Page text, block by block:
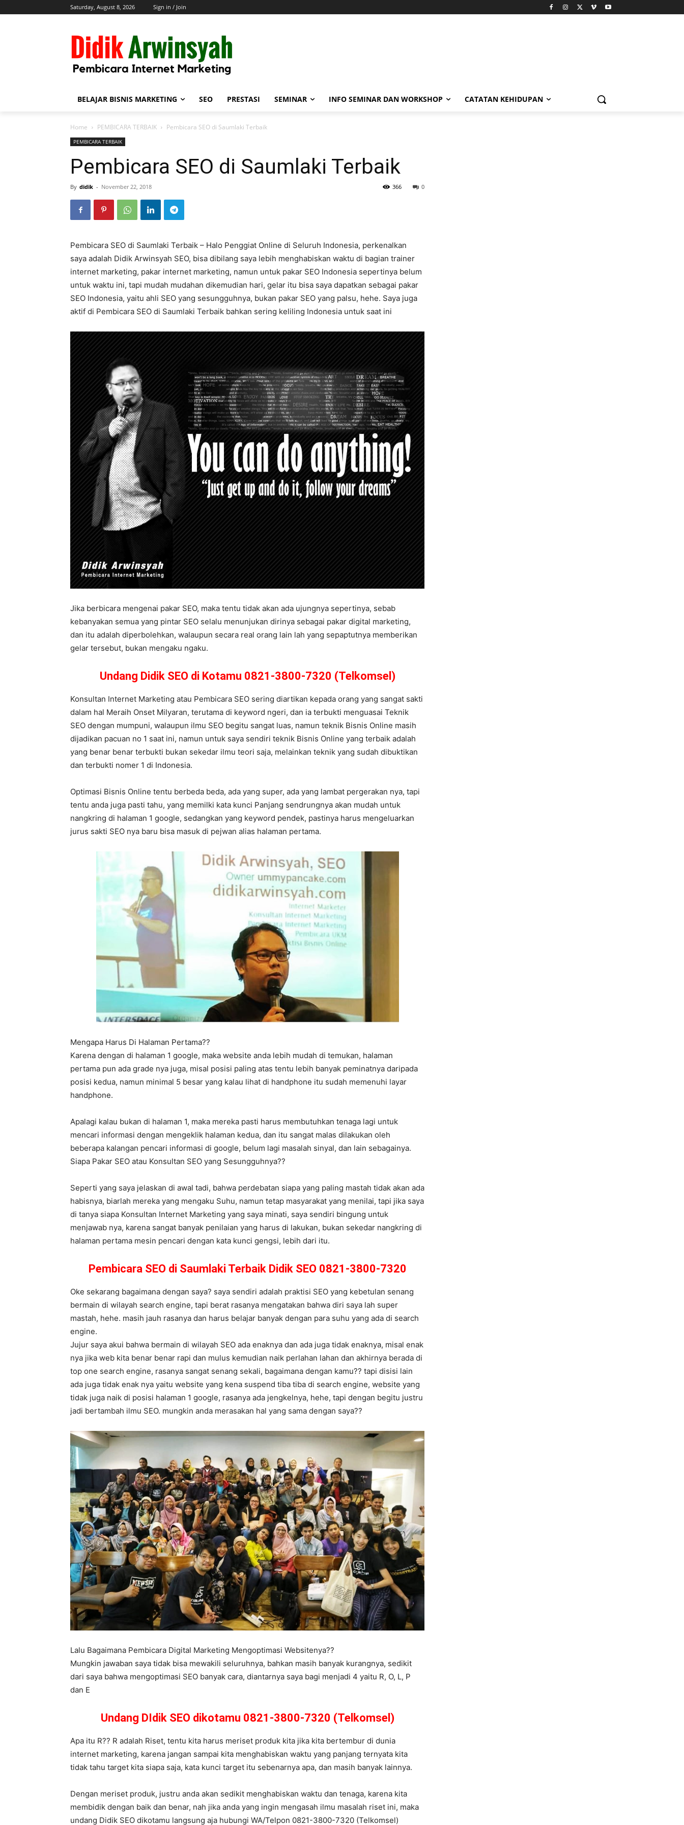
Saturday, August 8, 2026 Sign in / Join
BELAJAR BISNIS MARKETING SEO PRESTASI SEMINAR INFO SEMINAR DAN WORKSHOP CATATAN KEHIDUPAN
Home PEMBICARA TERBAIK Pembicara SEO di Saumlaki Terbaik
PEMBICARA TERBAIK
Pembicara SEO di Saumlaki Terbaik
By didik - November 22, 2018 0
366
Pembicara SEO di Saumlaki Terbaik – Halo Penggiat Online di Seluruh Indonesia, perkenalkan
saya adalah Didik Arwinsyah SEO, bisa dibilang saya lebih menghabiskan waktu di bagian trainer
internet marketing, pakar internet marketing, namun untuk pakar SEO Indonesia sepertinya belum
untuk waktu ini, tapi mudah mudahan dikemudian hari, gelar itu bisa saya dapatkan sebagai pakar
SEO Indonesia, yaitu ahli SEO yang sesungguhnya, bukan pakar SEO yang palsu, hehe. Saya juga
aktif di Pembicara SEO di Saumlaki Terbaik bahkan sering keliling Indonesia untuk saat ini
Jika berbicara mengenai pakar SEO, maka tentu tidak akan ada ujungnya sepertinya, sebab
kebanyakan semua yang pintar SEO selalu menunjukan dirinya sebagai pakar digital marketing,
dan itu adalah diperbolehkan, walaupun secara real orang lain lah yang sepaptutnya memberikan
gelar tersebut, bukan mengaku ngaku.
Undang Didik SEO di Kotamu 0821-3800-7320 (Telkomsel)
Konsultan Internet Marketing atau Pembicara SEO sering diartikan kepada orang yang sangat sakti
dalam hal Meraih Onset Milyaran, terutama di keyword ngeri, dan ia terbukti menguasai Teknik
SEO dengan mumpuni, walaupun ilmu SEO begitu sangat luas, namun teknik Bisnis Online masih
dijadikan pacuan no 1 saat ini, namun untuk saya sendiri teknik Bisnis Online yang terbaik adalah
yang benar benar terbukti bukan sekedar ilmu teori saja, melainkan teknik yang sudah dibuktikan
dan terbukti nomer 1 di Indonesia.
Optimasi Bisnis Online tentu berbeda beda, ada yang super, ada yang lambat pergerakan nya, tapi
tentu anda juga pasti tahu, yang memilki kata kunci Panjang sendrungnya akan mudah untuk
nangkring di halaman 1 google, sedangkan yang keyword pendek, pastinya harus mengeluarkan
jurus sakti SEO nya baru bisa masuk di pejwan alias halaman pertama.
Mengapa Harus Di Halaman Pertama??
Karena dengan di halaman 1 google, maka website anda lebih mudah di temukan, halaman
pertama pun ada grade nya juga, misal posisi paling atas tentu lebih banyak peminatnya daripada
posisi kedua, namun minimal 5 besar yang kalau lihat di handphone itu sudah memenuhi layar
handphone.
Apalagi kalau bukan di halaman 1, maka mereka pasti harus membutuhkan tenaga lagi untuk
mencari informasi dengan mengeklik halaman kedua, dan itu sangat malas dilakukan oleh
beberapa kalangan pencari informasi di google, belum lagi masalah sinyal, dan lain sebagainya.
Siapa Pakar SEO atau Konsultan SEO yang Sesungguhnya??
Seperti yang saya jelaskan di awal tadi, bahwa perdebatan siapa yang paling mastah tidak akan ada
habisnya, biarlah mereka yang mengaku Suhu, namun tetap masyarakat yang menilai, tapi jika saya
di tanya siapa Konsultan Internet Marketing yang saya minati, saya sendiri bingung untuk
menjawab nya, karena sangat banyak penilaian yang harus di lakukan, bukan sekedar nangkring di
halaman pertama mesin pencari dengan kata kunci gengsi, lebih dari itu.
Pembicara SEO di Saumlaki Terbaik Didik SEO 0821-3800-7320
Oke sekarang bagaimana dengan saya? saya sendiri adalah praktisi SEO yang kebetulan senang
bermain di wilayah search engine, tapi berat rasanya mengatakan bahwa diri saya lah super
mastah, hehe. masih jauh rasanya dan harus belajar banyak dengan para suhu yang ada di search
engine.
Jujur saya akui bahwa bermain di wilayah SEO ada enaknya dan ada juga tidak enaknya, misal enak
nya jika web kita benar benar rapi dan mulus kemudian naik perlahan lahan dan akhirnya berada di
top one search engine, rasanya sangat senang sekali, bagaimana dengan kamu?? tapi disisi lain
ada juga tidak enak nya yaitu website yang kena suspend tiba tiba di search engine, website yang
tidak juga naik di posisi halaman 1 google, rasanya ada jengkelnya, hehe, tapi dengan begitu justru
jadi bertambah ilmu SEO. mungkin anda merasakan hal yang sama dengan saya??
Lalu Bagaimana Pembicara Digital Marketing Mengoptimasi Websitenya??
Mungkin jawaban saya tidak bisa mewakili seluruhnya, bahkan masih banyak kurangnya, sedikit
dari saya bahwa mengoptimasi SEO banyak cara, diantarnya saya bagi menjadi 4 yaitu R, O, L, P
dan E
Undang DIdik SEO dikotamu 0821-3800-7320 (Telkomsel)
Apa itu R?? R adalah Riset, tentu kita harus meriset produk kita jika kita bertembur di dunia
internet marketing, karena jangan sampai kita menghabiskan waktu yang panjang ternyata kita
tidak tahu target kita siapa saja, kata kunci target itu sebenarnya apa, dan masih banyak lainnya.
Dengan meriset produk, justru anda akan sedikit menghabiskan waktu dan tenaga, karena kita
membidik dengan baik dan benar, nah jika anda yang ingin mengasah ilmu masalah riset ini, maka
undang Didik SEO dikotamu langsung aja hubungi WA/Telpon 0821-3800-7320 (Telkomsel)